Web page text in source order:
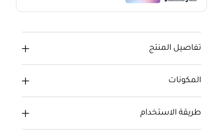
تفاصيل المنتج
المكونات
طريقة الاستخدام